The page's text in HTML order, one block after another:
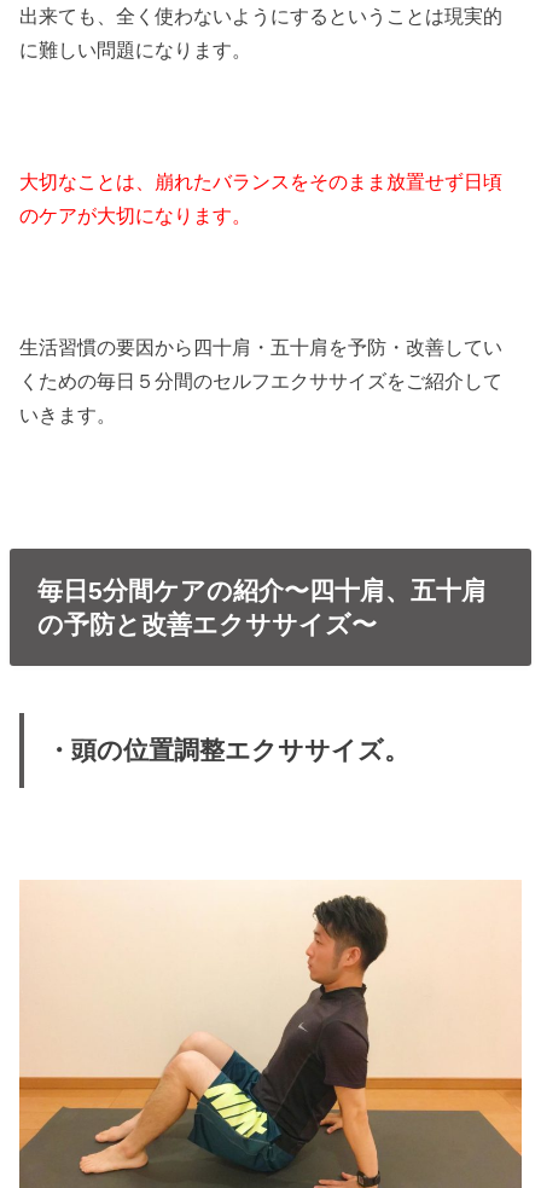
出来ても、全く使わないようにするということは現実的
に難しい問題になります。
大切なことは、崩れたバランスをそのまま放置せず日頃
のケアが大切になります。
生活習慣の要因から四十肩・五十肩を予防・改善してい
くための毎日５分間のセルフエクササイズをご紹介して
いきます。
毎日5分間ケアの紹介〜四十肩、五十肩
の予防と改善エクササイズ〜
・頭の位置調整エクササイズ。